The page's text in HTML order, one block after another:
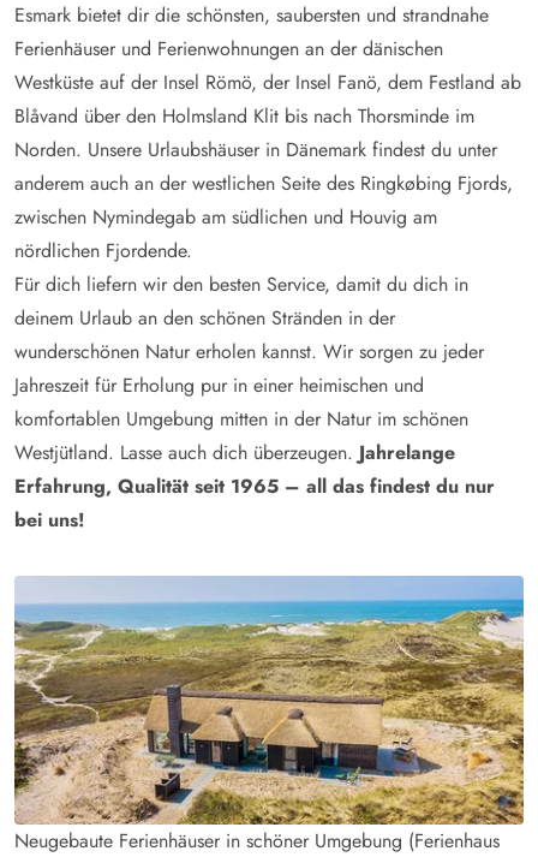
Esmark bietet dir die schönsten, saubersten und strandnahe
Ferienhäuser und Ferienwohnungen an der dänischen
Westküste auf der Insel Römö, der Insel Fanö, dem Festland ab
Blåvand über den Holmsland Klit bis nach Thorsminde im
Norden. Unsere Urlaubshäuser in Dänemark findest du unter
anderem auch an der westlichen Seite des Ringkøbing Fjords,
zwischen Nymindegab am südlichen und Houvig am
nördlichen Fjordende.
Für dich liefern wir den besten Service, damit du dich in
deinem Urlaub an den schönen Stränden in der
wunderschönen Natur erholen kannst. Wir sorgen zu jeder
Jahreszeit für Erholung pur in einer heimischen und
komfortablen Umgebung mitten in der Natur im schönen
Westjütland. Lasse auch dich überzeugen. Jahrelange
Erfahrung, Qualität seit 1965 – all das findest du nur
bei uns!
Neugebaute Ferienhäuser in schöner Umgebung (Ferienhaus